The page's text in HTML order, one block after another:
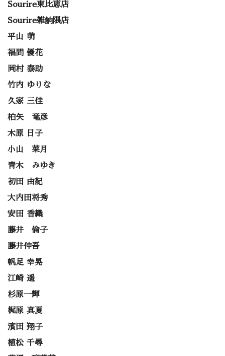
Sourire東比恵店
Sourire雑餉隈店
平山 萌
福間 優花
岡村 泰助
竹内 ゆりな
久家 三佳
柏矢 竜彦
木原 日子
小山 菜月
青木 みゆき
初田 由紀
大内田将秀
安田 香織
藤井 倫子
藤井伸吾
帆足 幸晃
江崎 遥
杉原一輝
梶原 真夏
濱田 翔子
植松 千尋